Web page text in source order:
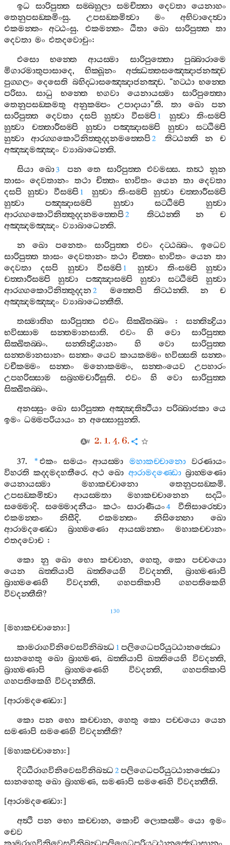
ඉධ සාරිපුත‍්ත සම‍්බහුලා සමචිත‍්තා දෙවතා
යෙනාහං
තෙනුපසඞ‍්කමිංසු. උපසඞ‍්කමිත්‍වා මං
අභිවාදෙත්‍වා
එකමන‍්තං
අට‍්ඨංසු. එකමන‍්තං ඨිතා ඛො සාරිපුත‍්ත
තා
දෙවතා මං එතදවොචුං:
එසො
භන‍්තෙ ආයස‍්මා සාරිපුත‍්තො
පුබ‍්බාරාමෙ
මිගාරමාතුපාසාදෙ, භික‍්ඛූනං
අජ‍්ඣත‍්තසඤ‍්ඤොජනඤ‍්ච
පුග‍්ගලං දෙසෙති බහිද‍්ධාසඤ‍්ඤොජනඤ‍්ච. “හට‍්ඨා භන‍්තෙ
පරිසා. සාධු භන‍්තෙ භගවා යෙනායස‍්මා
සාරිපුත‍්තො
තෙනුපසඞ‍්කමතු
අනුකම‍්පං උපාදායා”ති. තා ඛො
පන
සාරිපුත‍්ත
දෙවතා දසපි හුත්‍වා වීසම‍්පි 1 හුත්‍වා
තිංසම‍්පි
හුත්‍වා
චත‍්තාරීසම‍්පි හුත්‍වා පඤ‍්ඤාසම‍්පි හුත්‍වා
සට‍්ඨිම‍්පි
හුත්‍වා
ආරග‍්ගකොටිනිත‍්තුද‍්දනමත‍්තෙපි2 තිට‍්ඨන‍්ති න
ච
අඤ‍්ඤමඤ‍්ඤං ව්‍යාබාධෙන‍්ති.
සියා
ඛො3 පන තෙ සාරිපුත‍්ත එවමස‍්ස. තත්‍ථ
නූන
තාසං දෙවතානං තථා චිත‍්තං භාවිතං යෙන තා දෙවතා
දසපි
හුත්‍වා වීසම‍්පි 1 හුත්‍වා තිංසම‍්පි හුත්‍වා
චත‍්තාරීසම‍්පි
හුත්‍වා
පඤ‍්ඤාසම‍්පි හුත්‍වා සට‍්ඨිම‍්පි
හුත්‍වා
ආරග‍්ගකොටිනිත‍්තුද‍්දනමත‍්තෙපි2 තිට‍්ඨන‍්ති න
ච
අඤ‍්ඤමඤ‍්ඤං ව්‍යාබාධෙන‍්ති.
න
ඛො පනෙතං සාරිපුත‍්ත එවං දට‍්ඨබ‍්බං.ඉධෙව
සාරිපුත‍්ත තාසං දෙවතානං තථා චිත‍්තං භාවිතං යෙන තා
දෙවතා
දසපි හුත්‍වා වීසම‍්පි 1 හුත්‍වා තිංසම‍්පි
හුත්‍වා
චත‍්තාරීසම‍්පි
හුත්‍වා පඤ‍්ඤාසම‍්පි හුත්‍වා සට‍්ඨිම‍්පි
හුත්‍වා
ආරග‍්ගකොටිනිත‍්තුද‍්දන 2 මත‍්තෙපි තිට‍්ඨන‍්ති. න
ච
අඤ‍්ඤමඤ‍්ඤං ව්‍යාබාධෙන‍්තීති.
තස‍්මාතිහ
සාරිපුත‍්ත එවං සික‍්ඛිතබ‍්බං:සන‍්තින්‍ද්‍රියා
භවිස‍්සාම
සන‍්තමානසාති. එවං හි වො
සාරිපුත‍්ත
සික‍්ඛිතබ‍්බං. සන‍්තින්‍ද්‍රියානං හි වො
සාරිපුත‍්ත
සන‍්තමානසානං සන‍්තං යෙව කායකම‍්මං භවිස‍්සති සන‍්තං
වචීකම‍්මං
සන‍්තං මනොකම‍්මං,සන‍්තංයෙව
උපහාරං
උපහරිස‍්සාම
සබ්‍රහ‍්මචාරීසූති. එවං හි වො
සාරිපුත‍්ත
සික‍්ඛිතබ‍්බං.
අනස‍්සුං ඛො සාරිපුත‍්ත අඤ‍්ඤතිත්‍ථියා පරිබ‍්බාජකා යෙ
ඉමං ධම‍්මපරියායං න අස‍්සොසුන‍්ති.
2. 1. 4. 6.
37. * එකං සමයං ආයස‍්මා මහාකච‍්චානො
වරණායං
විහරති කද‍්දමදහතීරෙ. අථ ඛො ආරාමදණ‍්ඩො බ්‍රාහ‍්මණො
යෙනායස‍්මා
මහාකච‍්චානො තෙනුපසඞ‍්කමි.
උපසඞ‍්කමිත්‍වා
ආයස‍්මතා මහාකච‍්චානෙන
සද‍්ධිං
සම‍්මොදි.සම‍්මොදනීයං කථං සාරාණීයං4
වීතිසාරෙත්‍වා
එකමන‍්තං
නිසීදි. එකමන‍්තං නිසින‍්නො
ඛො
ආරාමදණ‍්ඩො
බ්‍රාහ‍්මණො ආයස‍්මන‍්තං
මහාකච‍්චානං
එතදවොච :
කො
නු ඛො භො කච‍්චාන, හෙතු, කො
පච‍්චයො
යෙන
ඛත‍්තියාපි ඛත‍්තියෙහි විවදන‍්ති, බ්‍රාහ‍්මණාපි
බ්‍රාහ‍්මණෙහි
විවදන‍්ති,ගහපතිකාපි
ගහපතිකෙහි
විවදන‍්තීති?
130
[මහාකච‍්චානො:]
කාමරාගවිනිවෙසවිනිබන්‍ධ 1 පලිගෙධපරියුට‍්ඨානජ‍්ඣො
සානහෙතු
ඛො බ්‍රාහ‍්මණ, ඛත‍්තියාපි ඛත‍්තියෙහි විවදන‍්ති,
බ්‍රාහ‍්මණාපි
බ්‍රාහ‍්මණෙහි විවදන‍්ති, ගහපතිකාපි
ගහපතිකෙහි විවදන‍්තීති.
[ආරාමදණ‍්ඩො:]
කො පන භො කච‍්චාන, හෙතු කො පච‍්චයො යෙන
සමණාපි සමණෙහි විවදන‍්තීති?
[මහාකච‍්චානො:]
දිට‍්ඨිරාගවිනිවෙසවිනිබන්‍ධ 2 පලිගෙධපරියුට‍්ඨානජ‍්ඣො
සානහෙතු ඛො බ්‍රාහ‍්මණ, සමණාපි සමණෙහි විවදන‍්තීති.
[ආරාමදණ‍්ඩො:]
අත්‍ථි පන භො කච‍්චාන, කොචි ලොකස‍්මිං යො ඉමං
චෙව